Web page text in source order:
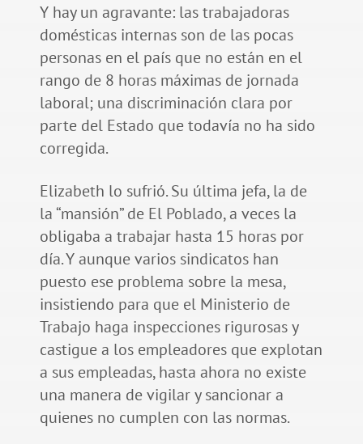
Y hay un agravante: las trabajadoras
domésticas internas son de las pocas
personas en el país que no están en el
rango de 8 horas máximas de jornada
laboral; una discriminación clara por
parte del Estado que todavía no ha sido
corregida.
Elizabeth lo sufrió. Su última jefa, la de
la “mansión” de El Poblado, a veces la
obligaba a trabajar hasta 15 horas por
día. Y aunque varios sindicatos han
puesto ese problema sobre la mesa,
insistiendo para que el Ministerio de
Trabajo haga inspecciones rigurosas y
castigue a los empleadores que explotan
a sus empleadas, hasta ahora no existe
una manera de vigilar y sancionar a
quienes no cumplen con las normas.